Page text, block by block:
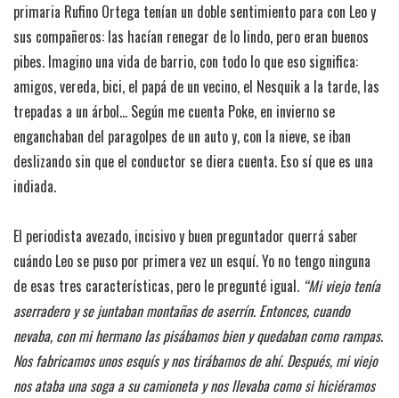
primaria Rufino Ortega tenían un doble sentimiento para con Leo y
sus compañeros: las hacían renegar de lo lindo, pero eran buenos
pibes. Imagino una vida de barrio, con todo lo que eso significa:
amigos, vereda, bici, el papá de un vecino, el Nesquik a la tarde, las
trepadas a un árbol… Según me cuenta Poke, en invierno se
enganchaban del paragolpes de un auto y, con la nieve, se iban
deslizando sin que el conductor se diera cuenta. Eso sí que es una
indiada.
El periodista avezado, incisivo y buen preguntador querrá saber
cuándo Leo se puso por primera vez un esquí. Yo no tengo ninguna
de esas tres características, pero le pregunté igual. “Mi viejo tenía
aserradero y se juntaban montañas de aserrín. Entonces, cuando
nevaba, con mi hermano las pisábamos bien y quedaban como rampas.
Nos fabricamos unos esquís y nos tirábamos de ahí. Después, mi viejo
nos ataba una soga a su camioneta y nos llevaba como si hiciéramos